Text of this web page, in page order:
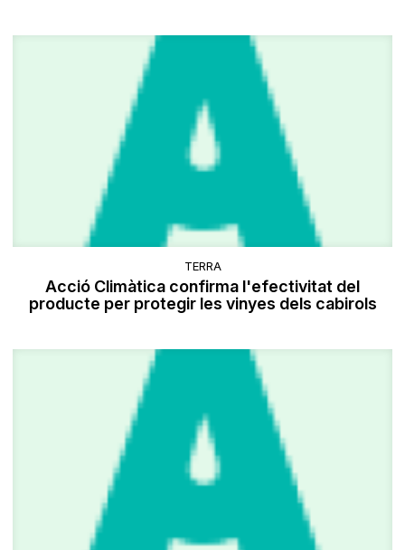
TERRA
​Acció Climàtica confirma l'efectivitat del
producte per protegir les vinyes dels cabirols